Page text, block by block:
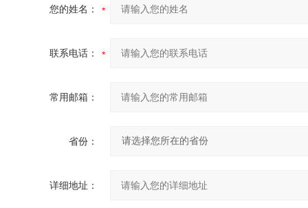
您的姓名：
联系电话：
常用邮箱：
省份：
详细地址：